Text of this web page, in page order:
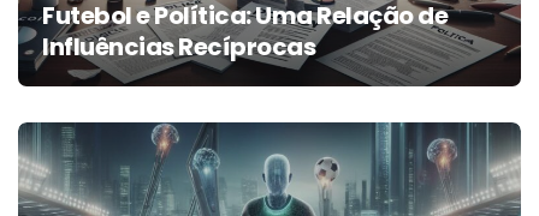
Futebol e Política: Uma Relação de
Influências Recíprocas